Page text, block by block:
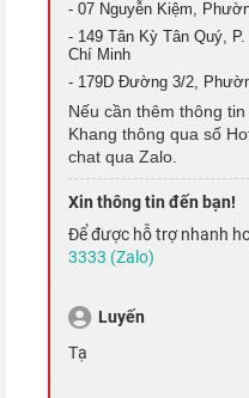
Không chỉ sở hữu một màn
tay, giúp chomàn hình iPhone
- 07 Nguyễn Kiệm,
- 149 Tân Kỳ Tân Quý,
Chí Minh
- 179D Đường 3/2,
Nếu cần thêm thông
Khang thông qua số
chat qua Zalo.
Xin thông tin đến bạn!
Để được hỗ trợ nhanh
3333 (Zalo)
Luyến
Tạ